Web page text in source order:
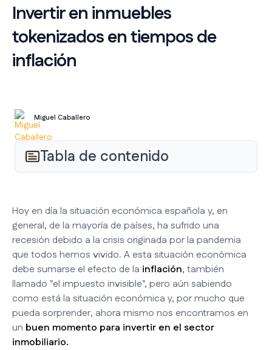
Invertir en inmuebles
tokenizados en tiempos de
inflación
Miguel Caballero
Tabla de contenido
Hoy en día la situación económica española y, en
general, de la mayoría de países, ha sufrido una
recesión debido a la crisis originada por la pandemia
que todos hemos vivido. A esta situación económica
debe sumarse el efecto de la inflación, también
llamado "el impuesto invisible", pero aún sabiendo
como está la situación económica y, por mucho que
pueda sorprender, ahora mismo nos encontramos en
un buen momento para invertir en el sector
inmobiliario.